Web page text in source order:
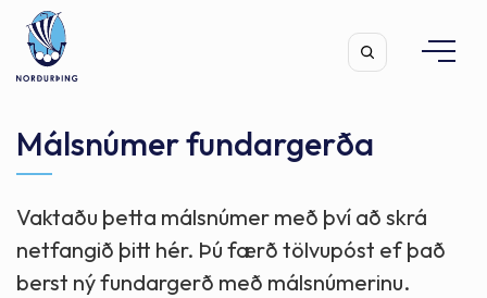
Leita
Málsnúmer fundargerða
Vaktaðu þetta málsnúmer með því að skrá
netfangið þitt hér. Þú færð tölvupóst ef það
berst ný fundargerð með málsnúmerinu.